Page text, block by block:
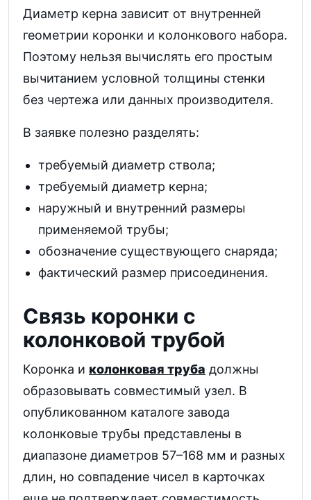
Диаметр керна зависит от внутренней
геометрии коронки и колонкового набора.
Поэтому нельзя вычислять его простым
вычитанием условной толщины стенки
без чертежа или данных производителя.
В заявке полезно разделять:
требуемый диаметр ствола;
требуемый диаметр керна;
наружный и внутренний размеры
применяемой трубы;
обозначение существующего снаряда;
фактический размер присоединения.
Связь коронки с
колонковой трубой
Коронка и колонковая труба должны
образовывать совместимый узел. В
опубликованном каталоге завода
колонковые трубы представлены в
диапазоне диаметров 57–168 мм и разных
длин, но совпадение чисел в карточках